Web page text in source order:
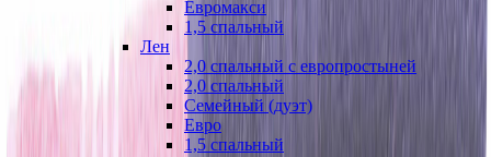
Евромакси
1,5 спальный
Лен
2,0 спальный с европростыней
2,0 спальный
Семейный (дуэт)
Евро
1,5 спальный